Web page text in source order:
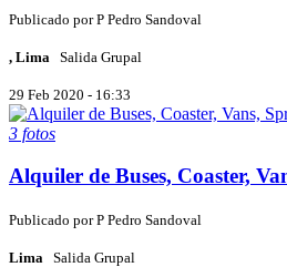
Publicado porP Pedro Sandoval
, Lima Salida Grupal
29 Feb 2020 - 16:33
3 fotos
Alquiler de Buses, Coaster,
Publicado porP Pedro Sandoval
Lima Salida Grupal